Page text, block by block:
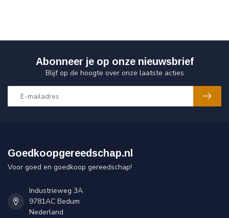
Abonneer je op onze nieuwsbrief
Blijf op de hoogte over onze laatste acties
Goedkoopgereedschap.nl
Voor goed en goedkoop gereedschap!
Industrieweg 3A
9781AC Bedum
Nederland